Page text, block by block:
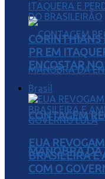
CONTAGEM
MANOBRA DA
CORINTHIANS
PR EM
ENCOSTAR
Brasil
EUA
BRASILEIRA E
COM O